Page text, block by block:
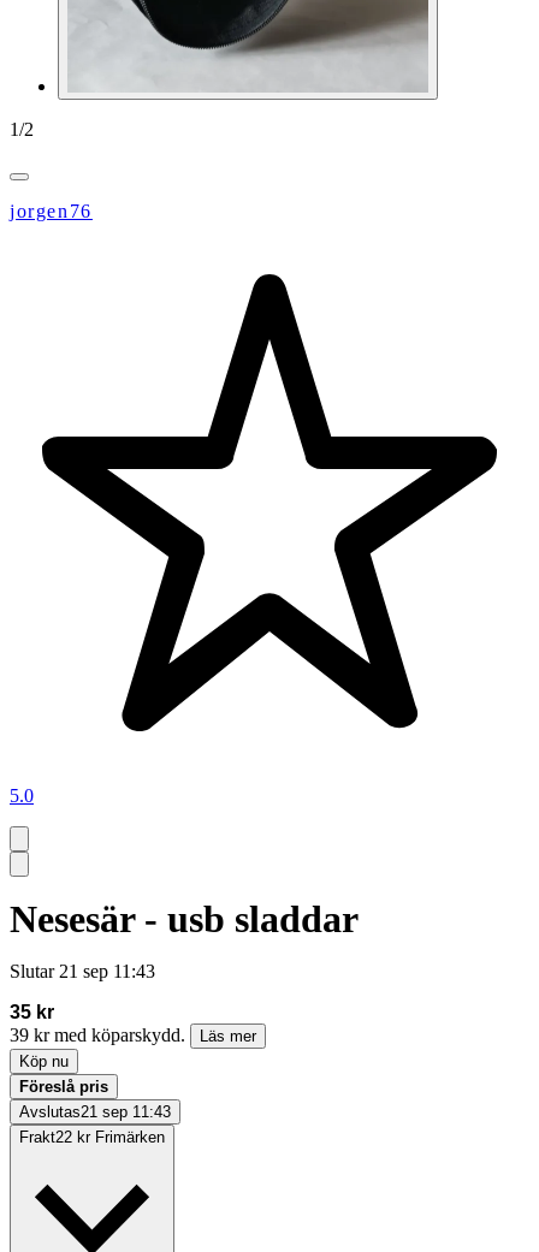
1/2
jorgen76
5.0
Nesesär - usb sladdar
Slutar 21 sep 11:43
35 kr
39 kr med köparskydd.
Läs mer
Köp nu
Föreslå pris
Avslutas21 sep 11:43
Frakt22 kr Frimärken